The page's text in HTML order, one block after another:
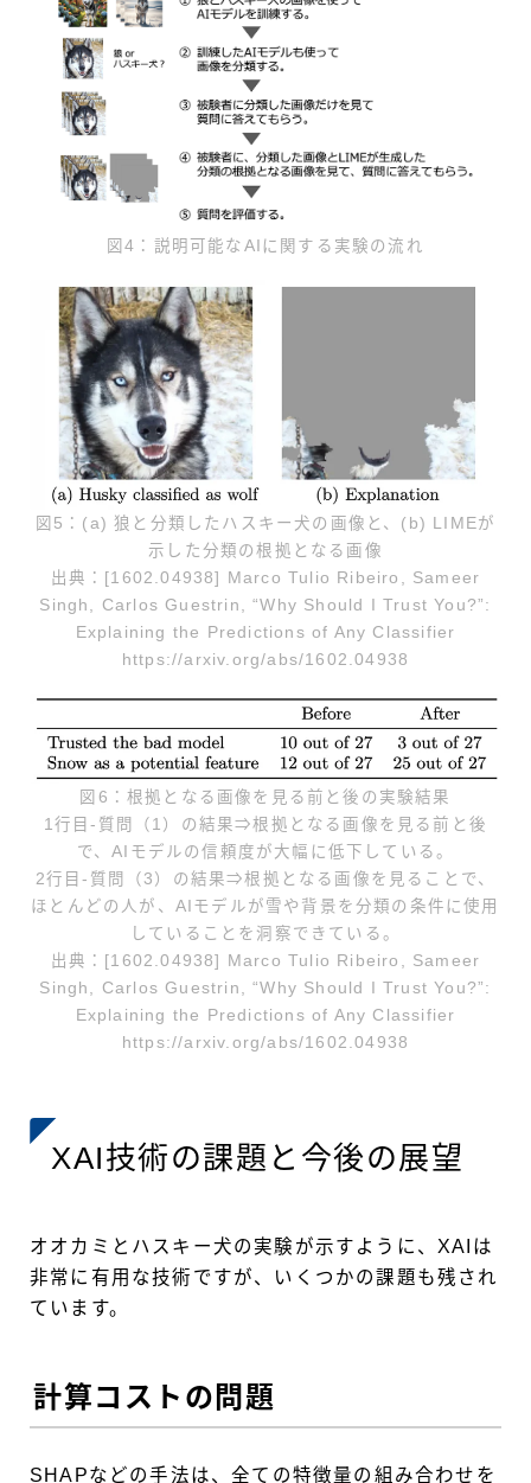
図4：説明可能なAIに関する実験の流れ
図5：(a) 狼と分類したハスキー犬の画像と、(b) LIMEが
示した分類の根拠となる画像
出典：[1602.04938] Marco Tulio Ribeiro, Sameer
Singh, Carlos Guestrin, “Why Should I Trust You?”:
Explaining the Predictions of Any Classifier
https://arxiv.org/abs/1602.04938
図6：根拠となる画像を見る前と後の実験結果
1行目-質問（1）の結果⇒根拠となる画像を見る前と後
で、AIモデルの信頼度が大幅に低下している。
2行目-質問（3）の結果⇒根拠となる画像を見ることで、
ほとんどの人が、AIモデルが雪や背景を分類の条件に使用
していることを洞察できている。
出典：[1602.04938] Marco Tulio Ribeiro, Sameer
Singh, Carlos Guestrin, “Why Should I Trust You?”:
Explaining the Predictions of Any Classifier
https://arxiv.org/abs/1602.04938
XAI技術の課題と今後の展望
オオカミとハスキー犬の実験が示すように、XAIは
非常に有用な技術ですが、いくつかの課題も残され
ています。
計算コストの問題
SHAPなどの手法は、全ての特徴量の組み合わせを